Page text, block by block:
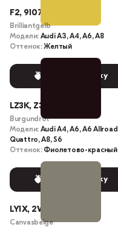
F2, 9107, LY1B
Brilliantgelb
Модели: Audi A3, A4, A6, A8
Оттенок:Желтый
Выбрать краску
LZ3K, Z3K, H4
Burgundrot
Модели: Audi A4, A6, A6 Allroad
Quattro, A8, S6
Оттенок: Фиолетово-красный
Выбрать краску
LY1X, 2W
Canvasbeige